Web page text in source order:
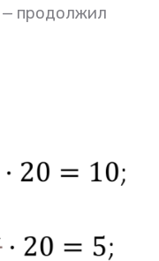
— продолжил